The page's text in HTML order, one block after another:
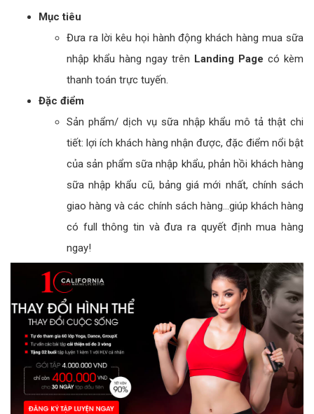
Mục tiêu
Đưa ra lời kêu họi hành động khách hàng mua sữa
nhập khẩu hàng ngay trên Landing Page có kèm
thanh toán trực tuyến.
Đặc điểm
Sản phẩm/ dịch vụ sữa nhập khẩu mô tả thật chi
tiết: lợi ích khách hàng nhận được, đặc điểm nổi bật
của sản phẩm sữa nhập khẩu, phản hồi khách hàng
sữa nhập khẩu cũ, bảng giá mới nhất, chính sách
giao hàng và các chính sách hàng...giúp khách hàng
có full thông tin và đưa ra quyết định mua hàng
ngay!